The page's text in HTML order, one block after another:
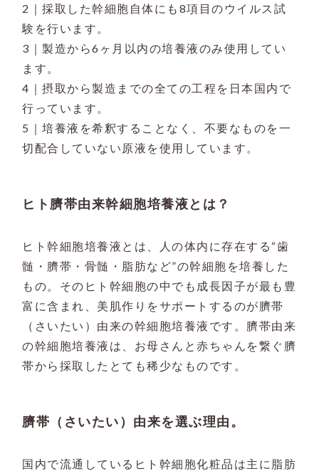
2｜採取した幹細胞自体にも8項目のウイルス試
験を行います。
3｜製造から6ヶ月以内の培養液のみ使用してい
ます。
4｜摂取から製造までの全ての工程を日本国内で
行っています。
5｜培養液を希釈することなく、不要なものを一
切配合していない原液を使用しています。
ヒト臍帯由来幹細胞培養液とは？
ヒト幹細胞培養液とは、人の体内に存在する“歯
髄・臍帯・骨髄・脂肪など”の幹細胞を培養した
もの。そのヒト幹細胞の中でも成長因子が最も豊
富に含まれ、美肌作りをサポートするのが臍帯
（さいたい）由来の幹細胞培養液です。臍帯由来
の幹細胞培養液は、お母さんと赤ちゃんを繋ぐ臍
帯から採取したとても稀少なものです。
臍帯（さいたい）由来を選ぶ理由。
国内で流通しているヒト幹細胞化粧品は主に脂肪